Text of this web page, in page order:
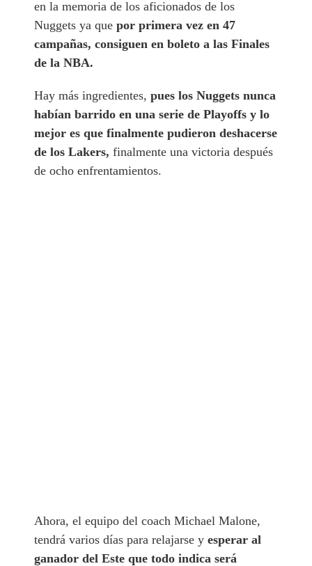
en la memoria de los aficionados de los
Nuggets ya quepor primera vez en 47
campañas, consiguen en boleto a las Finales
de la NBA.
Hay más ingredientes,pues los Nuggets nunca
habían barrido en una serie de Playoffs y lo
mejor es que finalmente pudieron deshacerse
de los Lakers, finalmente una victoria después
de ocho enfrentamientos.
Ahora, el equipo del coach Michael Malone,
tendrá varios días para relajarse yesperar al
ganador del Este que todo indica será